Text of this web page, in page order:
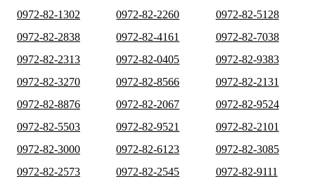
0972-82-1302
0972-82-2260
0972-82-5128
0972-82-2838
0972-82-4161
0972-82-7038
0972-82-2313
0972-82-0405
0972-82-9383
0972-82-3270
0972-82-8566
0972-82-2131
0972-82-8876
0972-82-2067
0972-82-9524
0972-82-5503
0972-82-9521
0972-82-2101
0972-82-3000
0972-82-6123
0972-82-3085
0972-82-2573
0972-82-2545
0972-82-9111